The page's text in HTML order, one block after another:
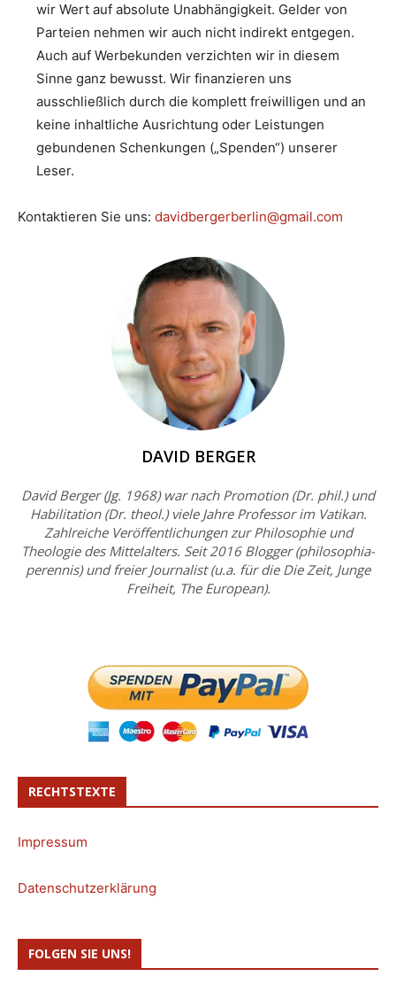
wir Wert auf absolute Unabhängigkeit. Gelder von
Parteien nehmen wir auch nicht indirekt entgegen.
Auch auf Werbekunden verzichten wir in diesem
Sinne ganz bewusst. Wir finanzieren uns
ausschließlich durch die komplett freiwilligen und an
keine inhaltliche Ausrichtung oder Leistungen
gebundenen Schenkungen („Spenden“) unserer
Leser.
Kontaktieren Sie uns: davidbergerberlin@gmail.com
DAVID BERGER
David Berger (Jg. 1968) war nach Promotion (Dr. phil.) und
Habilitation (Dr. theol.) viele Jahre Professor im Vatikan.
Zahlreiche Veröffentlichungen zur Philosophie und
Theologie des Mittelalters. Seit 2016 Blogger (philosophia-
perennis) und freier Journalist (u.a. für die Die Zeit, Junge
Freiheit, The European).
RECHTSTEXTE
Impressum
Datenschutzerklärung
FOLGEN SIE UNS!